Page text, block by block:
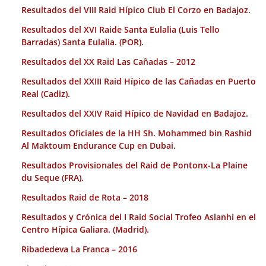
Resultados del VIII Raid Hípico Club El Corzo en Badajoz.
Resultados del XVI Raide Santa Eulalia (Luis Tello
Barradas) Santa Eulalia. (POR).
Resultados del XX Raid Las Cañadas – 2012
Resultados del XXIII Raid Hípico de las Cañadas en Puerto
Real (Cadiz).
Resultados del XXIV Raid Hípico de Navidad en Badajoz.
Resultados Oficiales de la HH Sh. Mohammed bin Rashid
Al Maktoum Endurance Cup en Dubai.
Resultados Provisionales del Raid de Pontonx-La Plaine
du Seque (FRA).
Resultados Raid de Rota – 2018
Resultados y Crónica del I Raid Social Trofeo Aslanhi en el
Centro Hípica Galiara. (Madrid).
Ribadedeva La Franca – 2016